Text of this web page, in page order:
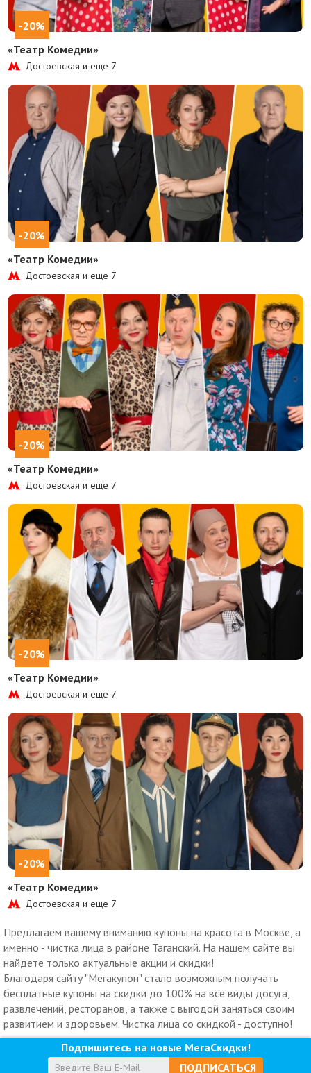
-20%
«Театр Комедии»
Достоевская и еще 7
-20%
«Театр Комедии»
Достоевская и еще 7
-20%
«Театр Комедии»
Достоевская и еще 7
-20%
«Театр Комедии»
Достоевская и еще 7
-20%
«Театр Комедии»
Достоевская и еще 7
Предлагаем вашему вниманию купоны на красота в Москве, а
именно - чистка лица в районе Таганский. На нашем сайте вы
найдете только актуальные акции и скидки!
Благодаря сайту "Мегакупон" стало возможным получать
бесплатные купоны на скидки до 100% на все виды досуга,
развлечений, ресторанов, а также с выгодой заняться своим
развитием и здоровьем. Чистка лица со скидкой - доступно!
Подпишитесь на новые МегаСкидки!
ПОДПИСАТЬСЯ